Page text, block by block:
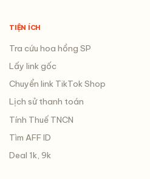
TIỆN ÍCH
Tra cứu hoa hồng SP
Lấy link gốc
Chuyển link TikTok Shop
Lịch sử thanh toán
Tính Thuế TNCN
Tìm AFF ID
Deal 1k, 9k